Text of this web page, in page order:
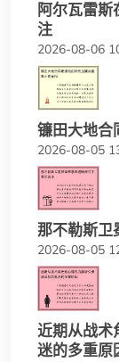
阿尔瓦雷
注
2026-08-06
镰田大地合
2026-08-05
那不勒斯卫
2026-08-05
近期从战术
迷的多重原